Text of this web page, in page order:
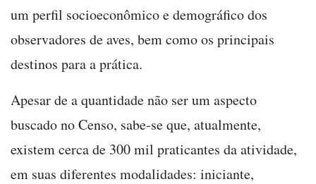
um perfil socioeconômico e demográfico dos
observadores de aves, bem como os principais
destinos para a prática.
Apesar de a quantidade não ser um aspecto
buscado no Censo, sabe-se que, atualmente,
existem cerca de 300 mil praticantes da atividade,
em suas diferentes modalidades: iniciante,